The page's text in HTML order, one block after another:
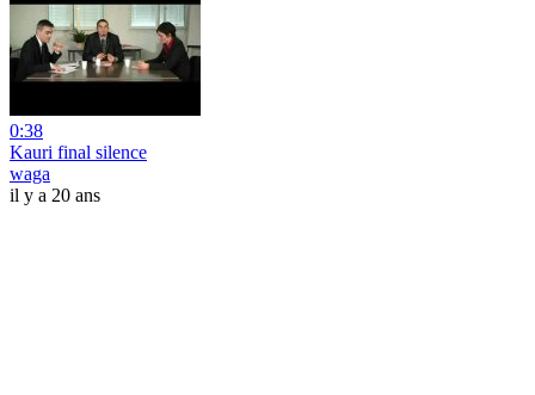
0:38
Kauri final silence
waga
il y a 20 ans